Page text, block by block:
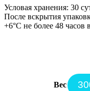
Условая хранения: 30
После вскрытия
+6°C не более 48 часов
Вес